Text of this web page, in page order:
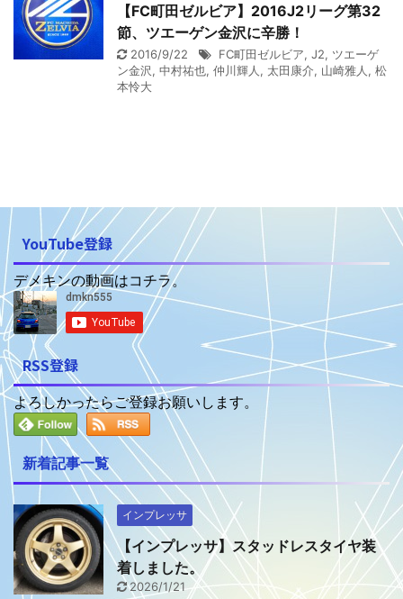
【FC町田ゼルビア】2016J2リーグ第32
節、ツエーゲン金沢に辛勝！
2016/9/22 FC町田ゼルビア, J2, ツエーゲ
ン金沢, 中村祐也, 仲川輝人 , 太田康介, 山崎雅人 , 松
本怜大
YouTube登録
デメキンの動画はコチラ。
RSS登録
よろしかったらご登録お願いします。
新着記事一覧
インプレッサ
【インプレッサ】スタッドレスタイヤ装
着しました。
2026/1/21